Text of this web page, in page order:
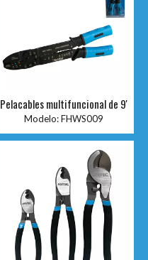
Pelacables multifuncional de 9'
Modelo: FHWS009